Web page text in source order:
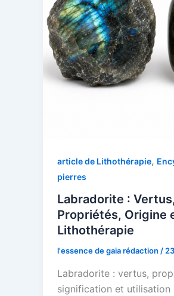
article de Lithothérapie,
pierres
Labradorite :
Propriétés, Origine
Lithothérapie
l'essence de gaia rédaction /
Labradorite : vertus,
signification et utilisation